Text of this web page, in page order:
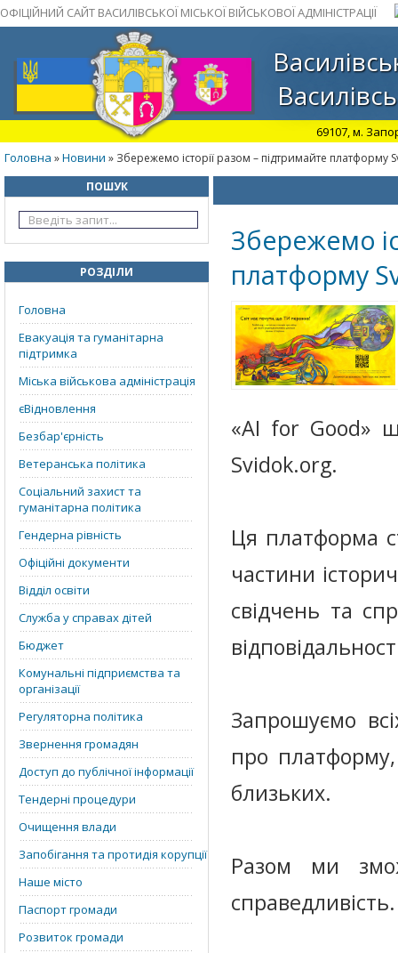
ОФІЦІЙНИЙ САЙТ ВАСИЛІВСЬКОЇ МІСЬКОЇ ВІЙСЬКОВОЇ АДМІНІСТРАЦІЇ
69107, м.
Головна »Новини » Збережемо історії разом – підтримайте платформу
ПОШУК
РОЗДІЛИ
Головна
Евакуація та гуманітарна
підтримка
Міська військова адміністрація
єВідновлення
Безбар'єрність
Ветеранська політика
Соціальний захист та
гуманітарна політика
Гендерна рівність
Офіційні документи
Відділ освіти
Служба у справах дітей
Бюджет
Комунальні підприємства та
організації
Регуляторна політика
Звернення громадян
Доступ до публічної інформації
Тендерні процедури
Очищення влади
Запобігання та протидія корупції
Наше місто
Паспорт громади
Розвиток громади
Збережемо
платформу
«AI for Good»
Svidok.org.
Ця платформа
частини
свідчень та
Запрошуємо
про
близьких.
Разом ми
справедливість.